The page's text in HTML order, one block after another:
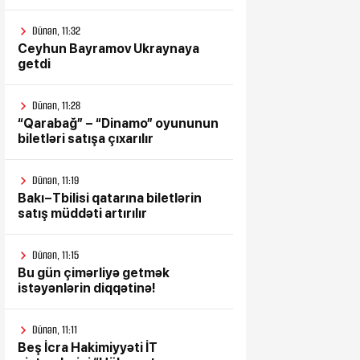
Dünən, 11:32
Ceyhun Bayramov Ukraynaya
getdi
Dünən, 11:28
“Qarabağ” – “Dinamo” oyununun
biletləri satışa çıxarılır
Dünən, 11:19
Bakı–Tbilisi qatarına biletlərin
satış müddəti artırılır
Dünən, 11:15
Bu gün çimərliyə getmək
istəyənlərin diqqətinə!
Dünən, 11:11
Beş İcra Hakimiyyəti İT